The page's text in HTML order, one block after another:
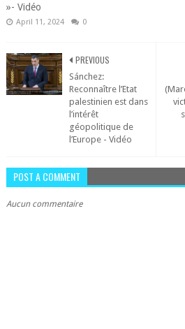
»- Vidéo
April 11, 2024 0
PREVIOUS
Sánchez:
Reconnaître l’Etat
palestinien est dans
l’intérêt
géopolitique de
l’Europe - Vidéo
POST A COMMENT
Aucun commentaire